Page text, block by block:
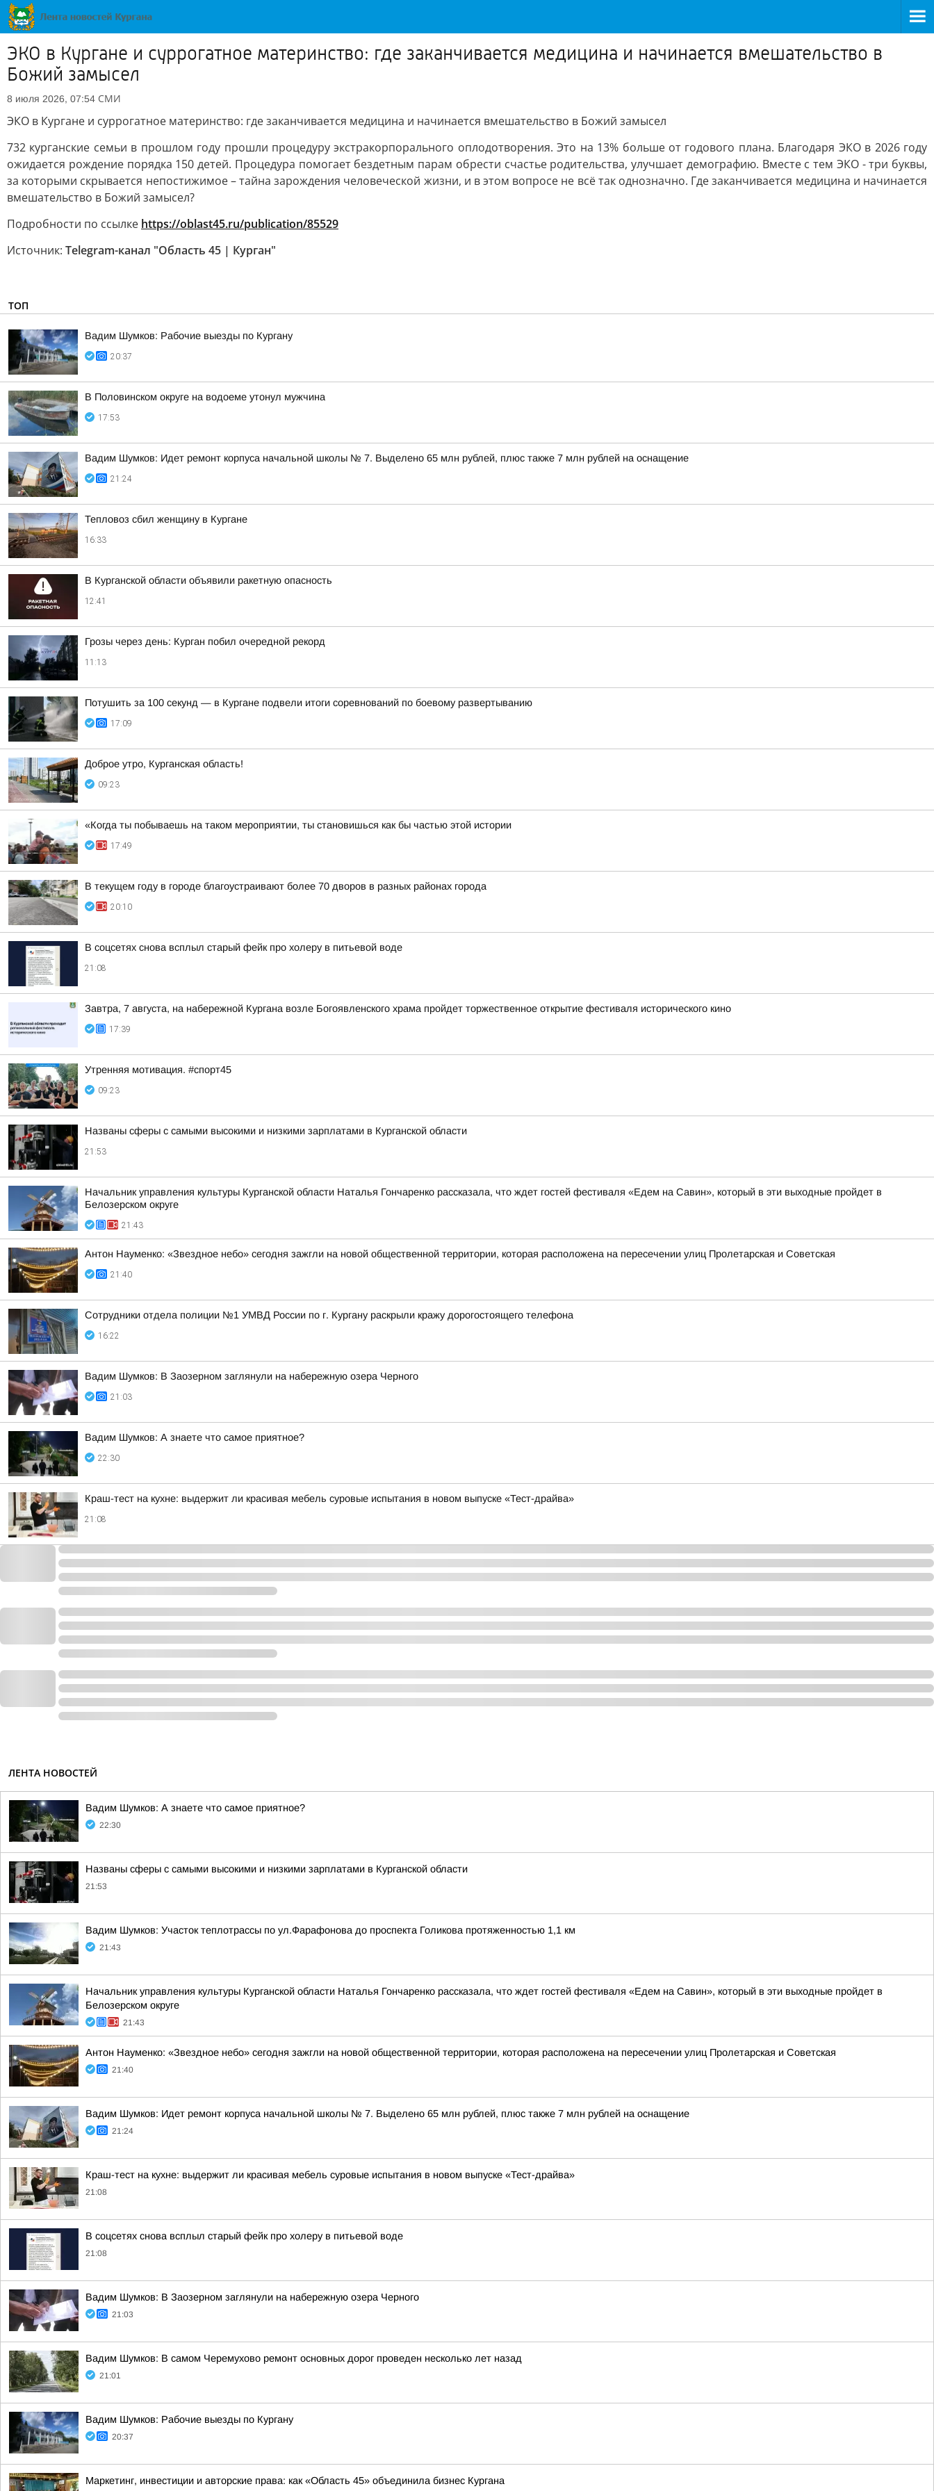
ЭКО в Кургане и суррогатное материнство: где заканчивается медицина и начинается вмешательство в
Божий замысел
8 июля 2026, 07:54 СМИ
ЭКО в Кургане и суррогатное материнство: где заканчивается медицина и начинается вмешательство в Божий замысел
732 курганские семьи в прошлом году прошли процедуру экстракорпорального оплодотворения. Это на 13% больше от годового плана. Благодаря ЭКО в 2026 году
ожидается рождение порядка 150 детей. Процедура помогает бездетным парам обрести счастье родительства, улучшает демографию. Вместе с тем ЭКО - три буквы,
за которыми скрывается непостижимое – тайна зарождения человеческой жизни, и в этом вопросе не всё так однозначно. Где заканчивается медицина и начинается
вмешательство в Божий замысел?
Подробности по ссылке https://oblast45.ru/publication/85529
Источник: Telegram-канал "Область 45 | Курган"
ТОП
Вадим Шумков: Рабочие выезды по Кургану
20:37
В Половинском округе на водоеме утонул мужчина
17:53
Вадим Шумков: Идет ремонт корпуса начальной школы № 7. Выделено 65 млн рублей, плюс также 7 млн рублей на оснащение
21:24
Тепловоз сбил женщину в Кургане
16:33
В Курганской области объявили ракетную опасность
12:41
Грозы через день: Курган побил очередной рекорд
11:13
Потушить за 100 секунд — в Кургане подвели итоги соревнований по боевому развертыванию
17:09
Доброе утро, Курганская область!
09:23
«Когда ты побываешь на таком мероприятии, ты становишься как бы частью этой истории
17:49
В текущем году в городе благоустраивают более 70 дворов в разных районах города
20:10
В соцсетях снова всплыл старый фейк про холеру в питьевой воде
21:08
Завтра, 7 августа, на набережной Кургана возле Богоявленского храма пройдет торжественное открытие фестиваля исторического кино
17:39
Утренняя мотивация. #спорт45
09:23
Названы сферы с самыми высокими и низкими зарплатами в Курганской области
21:53
Начальник управления культуры Курганской области Наталья Гончаренко рассказала, что ждет гостей фестиваля «Едем на Савин», который в эти выходные пройдет в
Белозерском округе
21:43
Антон Науменко: «Звездное небо» сегодня зажгли на новой общественной территории, которая расположена на пересечении улиц Пролетарская и Советская
21:40
Сотрудники отдела полиции №1 УМВД России по г. Кургану раскрыли кражу дорогостоящего телефона
16:22
Вадим Шумков: В Заозерном заглянули на набережную озера Черного
21:03
Вадим Шумков: А знаете что самое приятное?
22:30
Краш-тест на кухне: выдержит ли красивая мебель суровые испытания в новом выпуске «Тест-драйва»
21:08
ЛЕНТА НОВОСТЕЙ
Вадим Шумков: А знаете что самое приятное?
22:30
Названы сферы с самыми высокими и низкими зарплатами в Курганской области
21:53
Вадим Шумков: Участок теплотрассы по ул.Фарафонова до проспекта Голикова протяженностью 1,1 км
21:43
Начальник управления культуры Курганской области Наталья Гончаренко рассказала, что ждет гостей фестиваля «Едем на Савин», который в эти выходные пройдет в
Белозерском округе
21:43
Антон Науменко: «Звездное небо» сегодня зажгли на новой общественной территории, которая расположена на пересечении улиц Пролетарская и Советская
21:40
Вадим Шумков: Идет ремонт корпуса начальной школы № 7. Выделено 65 млн рублей, плюс также 7 млн рублей на оснащение
21:24
Краш-тест на кухне: выдержит ли красивая мебель суровые испытания в новом выпуске «Тест-драйва»
21:08
В соцсетях снова всплыл старый фейк про холеру в питьевой воде
21:08
Вадим Шумков: В Заозерном заглянули на набережную озера Черного
21:03
Вадим Шумков: В самом Черемухово ремонт основных дорог проведен несколько лет назад
21:01
Вадим Шумков: Рабочие выезды по Кургану
20:37
Маркетинг, инвестиции и авторские права: как «Область 45» объединила бизнес Кургана